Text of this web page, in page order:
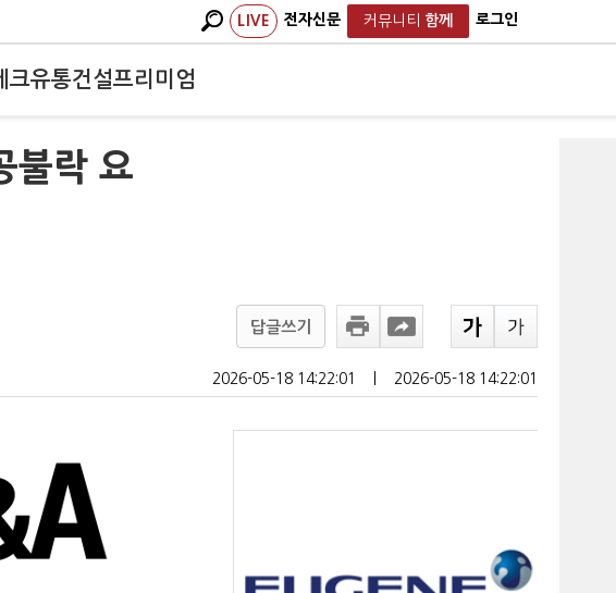
LIVE 전자신문 커뮤니티 함께 로그인
크유통건설프리미엄
불락 요
답글쓰기
2026-05-18 14:22:01 2026-05-18 14:22:01